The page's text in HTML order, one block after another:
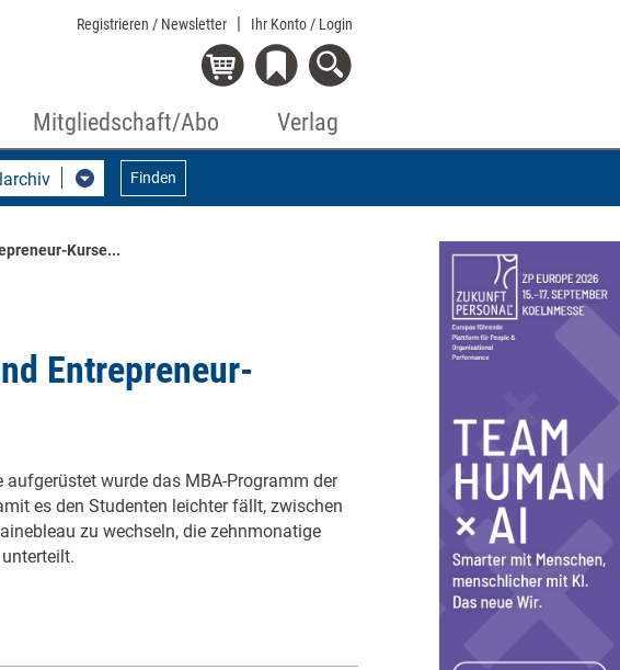
Registrieren / Newsletter Ihr Konto / Login
Mitgliedschaft/Abo Verlag
Finden
Kurse...
Entrepreneur-
aufgerüstet wurde das MBA-Programm der
es den Studenten leichter fällt, zwischen
zu wechseln, die zehnmonatige